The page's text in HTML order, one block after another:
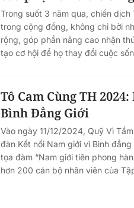
Trong suốt 3 năm qua, chiến
trong cộng đồng, không chỉ bởi
rộng, góp phần nâng cao nhận
tạo cơ hội để họ thay đổi cuộc
Tô Cam Cùng TH
Bình Đẳng Giới
Vào ngày 11/12/2024, Quỹ Vì
đàn Kết nối Nam giới vì Bình
tọa đàm “Nam giới tiên phong
hơn 200 cán bộ nhân viên của